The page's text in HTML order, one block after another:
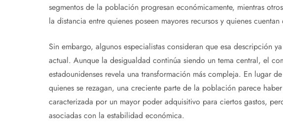
segmentos de la población progresan económicamente, mientras
la distancia entre quienes poseen mayores recursos y quienes cuentan
Sin embargo, algunos especialistas consideran que esa descripción
actual. Aunque la desigualdad continúa siendo un tema central, el
estadounidenses revela una transformación más compleja. En lugar
quienes se rezagan, una creciente parte de la población parece
caracterizada por un mayor poder adquisitivo para ciertos gastos,
asociadas con la estabilidad económica.